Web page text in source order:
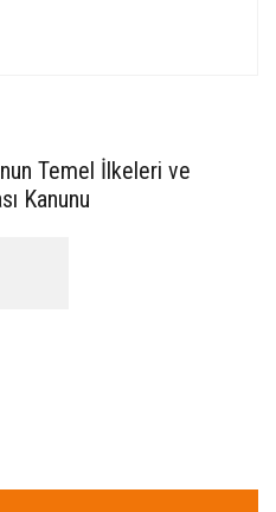
Temel İlkeleri ve
Kanunu